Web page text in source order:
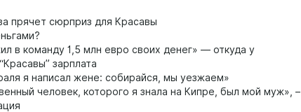
прячет сюрприз для Красавы
в команду 1,5 млн евро своих денег» — откуда у
зарплата
я написал жене: собирайся, мы уезжаем»
человек, которого я знала на Кипре, был мой муж», –